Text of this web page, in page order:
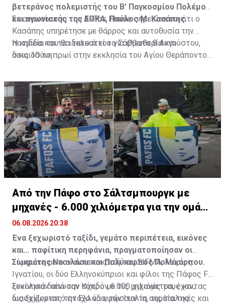
βετεράνος πολεμιστής του Β' Παγκοσμίου Πολέμου
και αγωνιστής της ΕΟΚΑ, Παύλος Μ. Κασάπης.
Σε ανακοίνωση του ARTos House σημειώνεται ότι ο
Κασάπης υπηρέτησε με θάρρος και αυτοθυσία την
πατρίδα και τα ιδανικά του για ελευθερία και
δικαιοσύνη.
Η κηδεία του θα τελεστεί το Σάββατο 8 Αυγούστου,
στις 10 το πρωί στην εκκλησία του Αγίου Θεράποντος
Πηγή: ΚΥΠΕ
Από την Πάφο στο Σάλτσμπουργκ με
μηχανές - 6.000 χιλιόμετρα για την ομάδα
τους
06.08.2026 20:38
Ένα ξεχωριστό ταξίδι, γεμάτο περιπέτεια, εικόνες
και… παφίτικη περηφάνια, πραγματοποίησαν οι
Σωκράτης Νικολάου και Πολύκαρπος Πολυκάρπου.
Σύμφωνα με τον ανταποκριτή του ΣΙΓΜΑ, Μάριος
Ιγνατίου, οι δύο Ελληνοκύπριοι και φίλοι της Πάφος FC
ξεκίνησαν από την Κύπρο με τις μηχανές τους και,
διασχίζοντας την Ελλάδα, την Ιταλία, τις Ιταλικές και
Συνολικά διένυσαν σχεδόν 6.000 χιλιόμετρα, έχοντας
ως ξεχωριστό στόχο να υψώσουν τη σημαία της